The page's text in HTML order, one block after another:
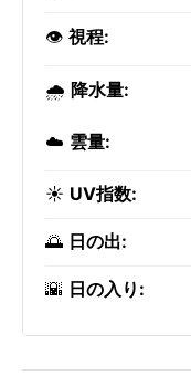
👁️ 視程:
🌧️ 降水量:
☁️ 雲量:
☀️ UV指数:
🌅 日の出:
🌇 日の入り: